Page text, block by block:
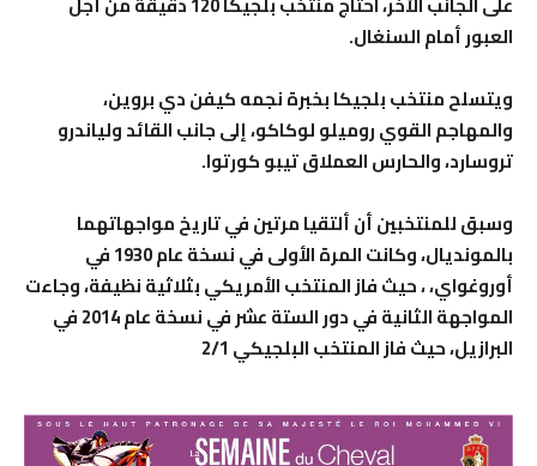
العبور أمام السنغال.
ويتسلح منتخب بلجيكا بخبرة نجمه كيفن دي بروين،
والمهاجم القوي روميلو لوكاكو، إلى جانب القائد ولياندرو
تروسارد، والحارس العملاق تيبو كورتوا.
وسبق للمنتخبين أن ألتقيا مرتين في تاريخ مواجهاتهما
بالمونديال، وكانت المرة الأولى في نسخة عام 1930 في
أوروغواي، ، حيث فاز المنتخب الأمريكي بثلاثية نظيفة، وجاءت
المواجهة الثانية في دور الستة عشر في نسخة عام 2014 في
البرازيل، حيث فاز المنتخب البلجيكي 2/1